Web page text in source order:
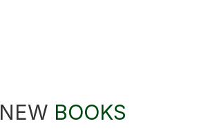
NEW BOOKS